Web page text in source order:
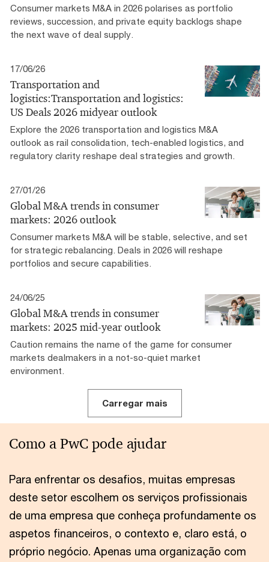
Consumer markets M&A in 2026 polarises as portfolio
reviews, succession, and private equity backlogs shape
the next wave of deal supply.​
17/06/26
Transportation and
logistics:Transportation and logistics:
US Deals 2026 midyear outlook
Explore the 2026 transportation and logistics M&A
outlook as rail consolidation, tech-enabled logistics, and
regulatory clarity reshape deal strategies and growth.
27/01/26
Global M&A trends in consumer
markets: 2026 outlook
Consumer markets M&A will be stable, selective, and set
for strategic rebalancing. Deals in 2026 will reshape
portfolios and secure capabilities.
24/06/25
Global M&A trends in consumer
markets: 2025 mid-year outlook
Caution remains the name of the game for consumer
markets dealmakers in a not-so-quiet market
environment.
Carregar mais
Como a PwC pode ajudar
Para enfrentar os desafios, muitas empresas
deste setor escolhem os serviços profissionais
de uma empresa que conheça profundamente os
aspetos financeiros, o contexto e, claro está, o
próprio negócio. Apenas uma organização com